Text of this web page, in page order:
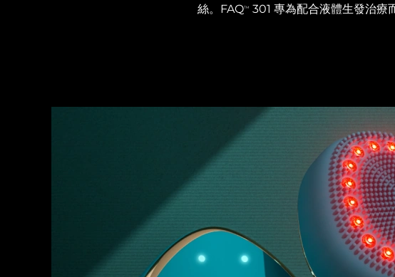
絲。FAQTM 301 專為配合液體生發治療
LUNA™ 4 Plus
Massage, LED heating
LUNA™ 4 Men
For men, anti-aging massage
Microcurrent toning on-the-go
BEAR™ 2 eyes & lips
Microcurrent line smoothing device
UFO™ 3 套裝
Deep facial hydration
UFO™ 3 LED
口腔護理
Hybrid silicone sonic toothbrush
issa™ 4 plusNEW